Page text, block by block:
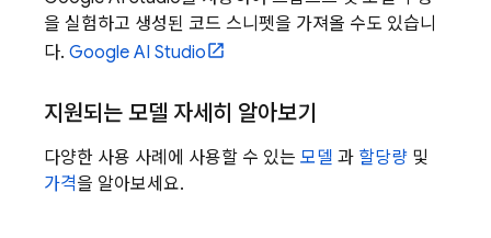
을 실험하고 생성된 코드 스니펫을 가져올 수도 있습니
다. Google AI Studio
지원되는 모델 자세히 알아보기
다양한 사용 사례에 사용할 수 있는 모델 과 할당량 및
가격을 알아보세요.